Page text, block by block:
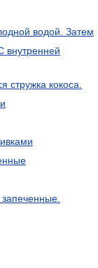
водой. Затем
внутренней
стружка кокоса.